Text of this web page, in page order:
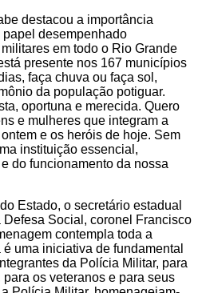
destacou a importância
desempenhado
em todo o Rio Grande
presente nos 167 municípios
faça chuva ou faça sol,
da população potiguar.
oportuna e merecida. Quero
e mulheres que integram a
e os heróis de hoje. Sem
instituição essencial,
do funcionamento da nossa
Estado, o secretário estadual
Social, coronel Francisco
contempla toda a
uma iniciativa de fundamental
da Polícia Militar, para
os veteranos e para seus